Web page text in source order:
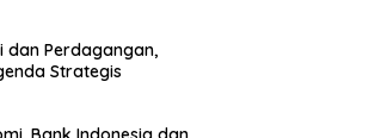
dan Perdagangan,
Strategis